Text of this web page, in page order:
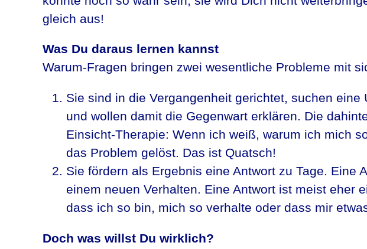
gleich aus!
Was Du daraus lernen kannst
Warum-Fragen bringen zwei wesentliche Probleme mit
Sie sind in die Vergangenheit gerichtet, suchen eine
und wollen damit die Gegenwart erklären. Die
Einsicht-Therapie: Wenn ich weiß, warum ich mich
das Problem gelöst. Das ist Quatsch!
Sie fördern als Ergebnis eine Antwort zu Tage. Eine
einem neuen Verhalten. Eine Antwort ist meist eher
dass ich so bin, mich so verhalte oder dass mir
Doch was willst Du wirklich?